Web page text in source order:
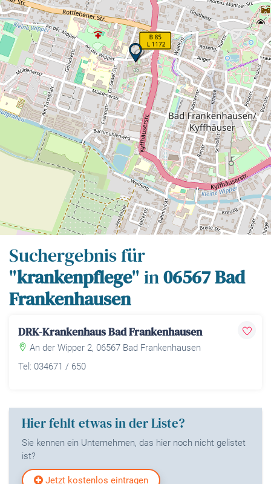
Suchergebnis für
"krankenpflege" in06567 Bad
Frankenhausen
DRK-Krankenhaus Bad Frankenhausen
An der Wipper 2, 06567 Bad Frankenhausen
Tel: 034671 / 650
Hier fehlt etwas in der Liste?
Sie kennen ein Unternehmen, das hier noch nicht gelistet
ist?
Jetzt kostenlos eintragen